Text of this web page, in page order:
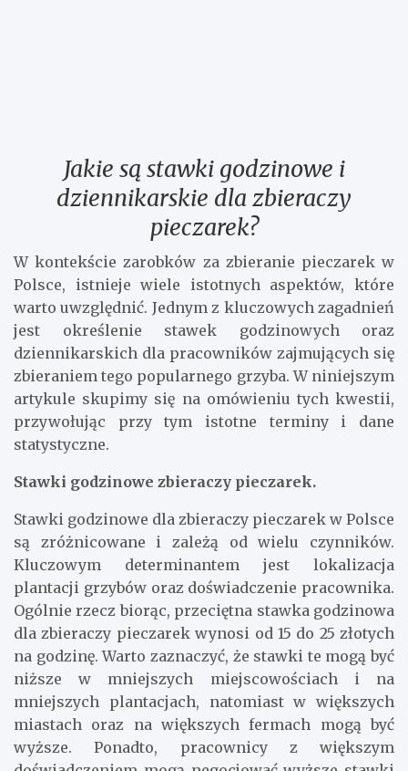
Jakie są stawki godzinowe i
dziennikarskie dla zbieraczy
pieczarek?
W kontekście zarobków za zbieranie pieczarek w
Polsce, istnieje wiele istotnych aspektów, które
warto uwzględnić. Jednym z kluczowych zagadnień
jest określenie stawek godzinowych oraz
dziennikarskich dla pracowników zajmujących się
zbieraniem tego popularnego grzyba. W niniejszym
artykule skupimy się na omówieniu tych kwestii,
przywołując przy tym istotne terminy i dane
statystyczne.
Stawki godzinowe zbieraczy pieczarek.
Stawki godzinowe dla zbieraczy pieczarek w Polsce
są zróżnicowane i zależą od wielu czynników.
Kluczowym determinantem jest lokalizacja
plantacji grzybów oraz doświadczenie pracownika.
Ogólnie rzecz biorąc, przeciętna stawka godzinowa
dla zbieraczy pieczarek wynosi od 15 do 25 złotych
na godzinę. Warto zaznaczyć, że stawki te mogą być
niższe w mniejszych miejscowościach i na
mniejszych plantacjach, natomiast w większych
miastach oraz na większych fermach mogą być